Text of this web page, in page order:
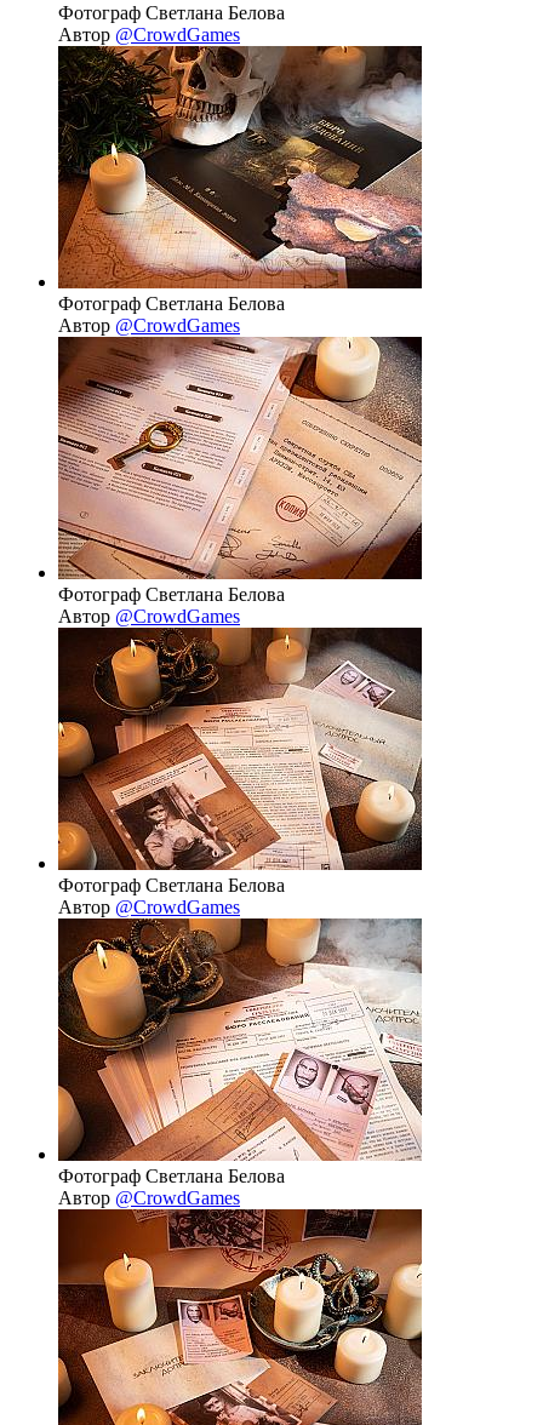
Фотограф Светлана Белова
Автор @CrowdGames
Фотограф Светлана Белова
Автор @CrowdGames
Фотограф Светлана Белова
Автор @CrowdGames
Фотограф Светлана Белова
Автор @CrowdGames
Фотограф Светлана Белова
Автор @CrowdGames